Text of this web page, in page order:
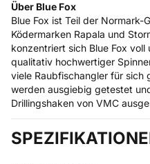
Über Blue Fox
Blue Fox ist Teil der Normark-
Ködermarken Rapala und
konzentriert sich Blue Fox
qualitativ hochwertiger
viele Raubfischangler für sich
werden ausgiebig getestet
Drillingshaken von VMC